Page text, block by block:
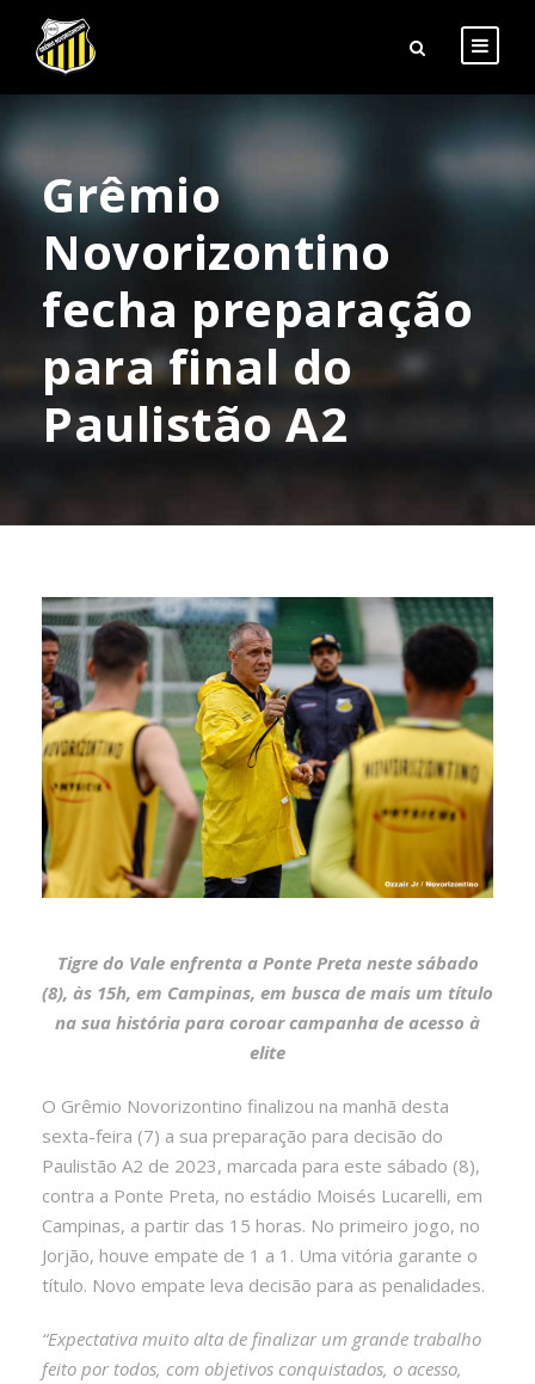
Grêmio
Novorizontino
fecha preparação
para final do
Paulistão A2
Tigre do Vale enfrenta a Ponte Preta neste sábado
(8), às 15h, em Campinas, em busca de mais um título
na sua história para coroar campanha de acesso à
elite
O Grêmio Novorizontino finalizou na manhã desta
sexta-feira (7) a sua preparação para decisão do
Paulistão A2 de 2023, marcada para este sábado (8),
contra a Ponte Preta, no estádio Moisés Lucarelli, em
Campinas, a partir das 15 horas. No primeiro jogo, no
Jorjão, houve empate de 1 a 1. Uma vitória garante o
título. Novo empate leva decisão para as penalidades.
“Expectativa muito alta de finalizar um grande trabalho
feito por todos, com objetivos conquistados, o acesso,